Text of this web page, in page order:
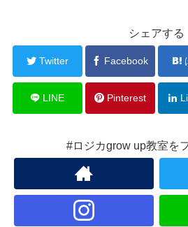
シェアする
Twitter Facebook
LINE Pinterest
#ロジカgrow up教室を